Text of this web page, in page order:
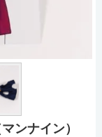
ンナイン）